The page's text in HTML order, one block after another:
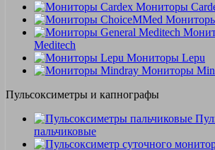
Мониторы
Meditech
Мониторы Lepu
Мониторы
Пульсоксиметры и капнографы
пальчиковые